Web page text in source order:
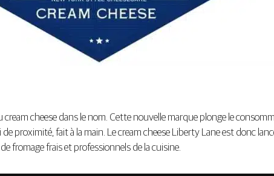
cheese dans le nom. Cette nouvelle marque plonge le
proximité, fait à la main. Le cream cheese Liberty Lane est donc
fromage frais et professionnels de la cuisine.